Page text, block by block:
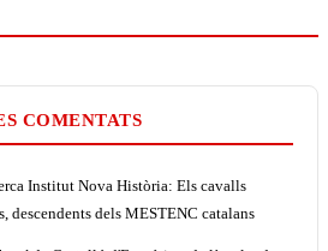
COMENTATS
Institut Nova Història: Els cavalls
descendents dels MESTENC catalans